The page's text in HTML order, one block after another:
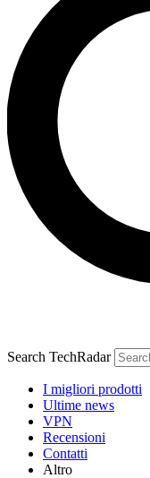
Search TechRadar
I migliori prodotti
Ultime news
VPN
Recensioni
Contatti
Altro